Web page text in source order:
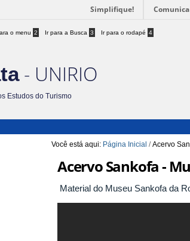
Simplifique! Comunica
o menu 2 Ir para a Busca 3 Ir para o rodapé 4
- UNIRIO
Estudos do Turismo
Você está aqui: Página Inicial /Acervo
Acervo Sankofa -
Material do Museu Sankofa da